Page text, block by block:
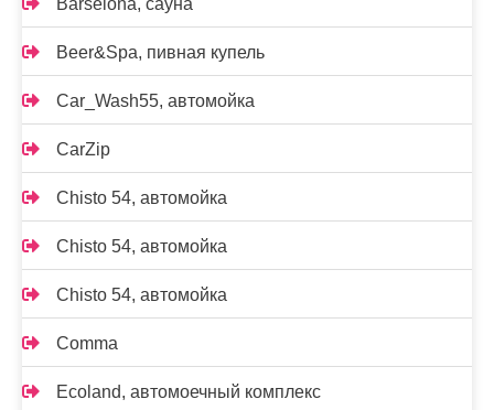
Barselona, сауна
Beer&Spa, пивная купель
Car_Wash55, автомойка
CarZip
Chisto 54, автомойка
Chisto 54, автомойка
Chisto 54, автомойка
Comma
Ecoland, автомоечный комплекс